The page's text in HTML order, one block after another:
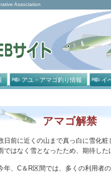
Association
アユ・アマゴ釣り情報 イ
アマゴ解禁
日前に近くの山まで真っ白に雪化粧
ではなく雪となったため、期待した
年、C＆R区間では、多くの利用者